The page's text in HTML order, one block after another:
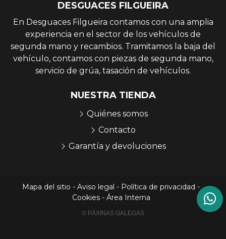
DESGUACES FILGUEIRA
En Desguaces Filgueira contamos con una amplia
experiencia en el sector de los vehículos de
segunda mano y recambios. Tramitamos la baja del
vehículo, contamos con piezas de segunda mano,
servicio de grúa, tasación de vehículos.
NUESTRA TIENDA
Quiénes somos
Contacto
Garantía y devoluciones
Mapa del sitio - Aviso legal - Política de privacidad -
Cookies- Área Interna
© PÁXINAS GALEGAS